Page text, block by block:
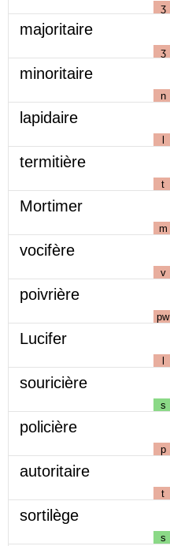
ʒ
majoritaire
ʒ
minoritaire
n
lapidaire
l
termitière
t
Mortimer
m
vocifère
v
poivrière
pw
Lucifer
l
souricière
s
policière
p
autoritaire
t
sortilège
s